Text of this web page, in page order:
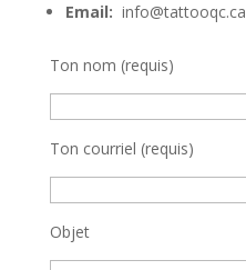
Email: info@tattooqc.ca
Ton nom (requis)
Ton courriel (requis)
Objet